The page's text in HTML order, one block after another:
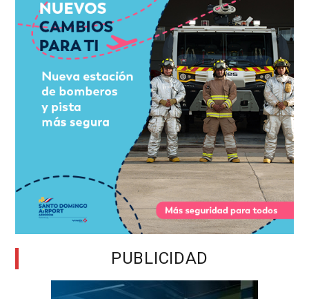
PUBLICIDAD